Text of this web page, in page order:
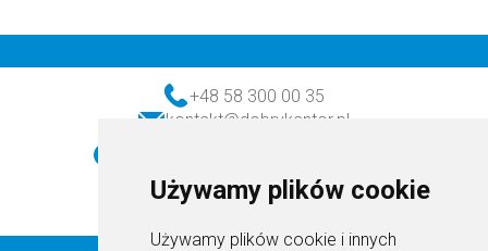
Używamy plików cookie
Używamy plików cookie i innych
+48 58 300 00 35
kontakt@dobrykantor.pl
obsługa klienta (w dni robocze)
godz. 8:30-16:30